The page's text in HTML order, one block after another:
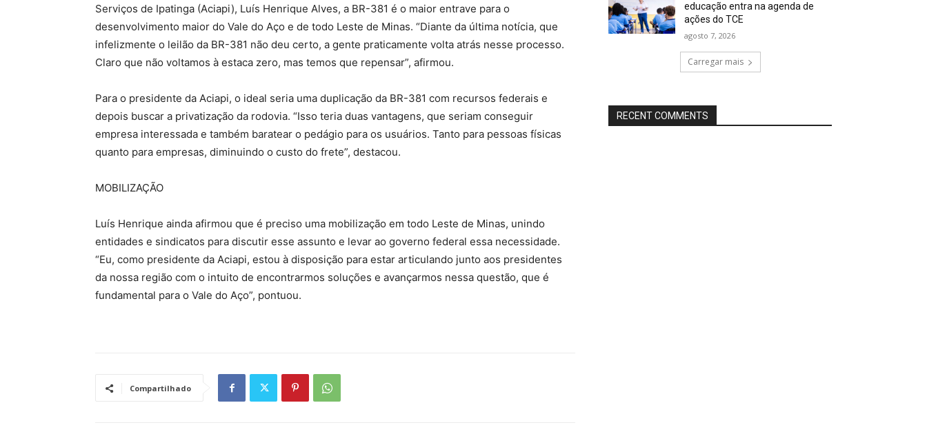
Serviços de Ipatinga (Aciapi), Luís Henrique Alves, a BR-381 é o maior entrave para o
desenvolvimento maior do Vale do Aço e de todo Leste de Minas. “Diante da última notícia, que
infelizmente o leilão da BR-381 não deu certo, a gente praticamente volta atrás nesse processo.
Claro que não voltamos à estaca zero, mas temos que repensar”, afirmou.
Para o presidente da Aciapi, o ideal seria uma duplicação da BR-381 com recursos federais e
depois buscar a privatização da rodovia. “Isso teria duas vantagens, que seriam conseguir
empresa interessada e também baratear o pedágio para os usuários. Tanto para pessoas físicas
quanto para empresas, diminuindo o custo do frete”, destacou.
MOBILIZAÇÃO
Luís Henrique ainda afirmou que é preciso uma mobilização em todo Leste de Minas, unindo
entidades e sindicatos para discutir esse assunto e levar ao governo federal essa necessidade.
“Eu, como presidente da Aciapi, estou à disposição para estar articulando junto aos presidentes
da nossa região com o intuito de encontrarmos soluções e avançarmos nessa questão, que é
fundamental para o Vale do Aço”, pontuou.
Compartilhado
educação entra na agenda de
ações do TCE
agosto 7, 2026
Carregar mais
RECENT COMMENTS